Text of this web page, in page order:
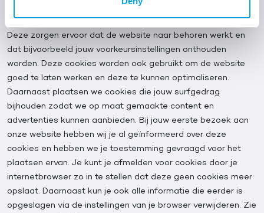
browser van je computer, tablet of smartphone. rhenoy.nl
gebruikt cookies met een puur technische functionaliteit.
Deze zorgen ervoor dat de website naar behoren werkt en
dat bijvoorbeeld jouw voorkeursinstellingen onthouden
worden. Deze cookies worden ook gebruikt om de website
goed te laten werken en deze te kunnen optimaliseren.
Daarnaast plaatsen we cookies die jouw surfgedrag
bijhouden zodat we op maat gemaakte content en
advertenties kunnen aanbieden. Bij jouw eerste bezoek aan
onze website hebben wij je al geïnformeerd over deze
cookies en hebben we je toestemming gevraagd voor het
plaatsen ervan. Je kunt je afmelden voor cookies door je
internetbrowser zo in te stellen dat deze geen cookies meer
opslaat. Daarnaast kun je ook alle informatie die eerder is
opgeslagen via de instellingen van je browser verwijderen. Zie